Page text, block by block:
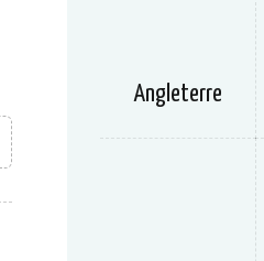
Angleterre